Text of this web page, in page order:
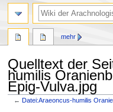
Quelltext der
humilis
Epig-Vulva.jpg
←Datei:Araeoncus-humilis
mehr